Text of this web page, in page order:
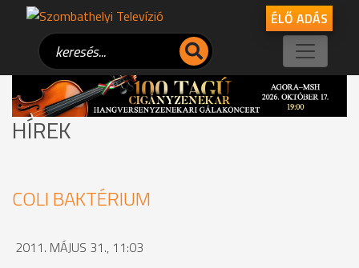
ÉLŐ ADÁS
HÍREK
COLI BAKTÉRIUM
2011. MÁJUS 31., 11:03